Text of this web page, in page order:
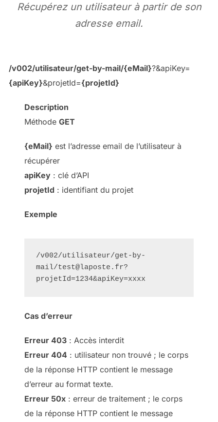
Récupérez un utilisateur à partir de son
adresse email.
/v002/utilisateur/get-by-mail/{eMail}?&apiKey=
{apiKey}&projetId={projetId}
Description
Méthode GET
{eMail} est l’adresse email de l’utilisateur à
récupérer
apiKey: clé d’API
projetId : identifiant du projet
Exemple
/v002/utilisateur/get-by-
mail/test@laposte.fr?
projetId=1234&apiKey=xxxx
Cas d’erreur
Erreur 403: Accès interdit
Erreur 404 : utilisateur non trouvé ; le corps
de la réponse HTTP contient le message
d’erreur au format texte.
Erreur 50x: erreur de traitement ; le corps
de la réponse HTTP contient le message